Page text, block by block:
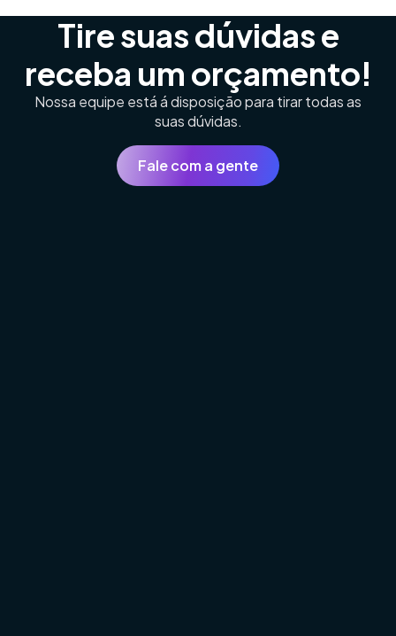
Tire suas dúvidas e
receba um orçamento!
Nossa equipe está á disposição para tirar todas as
suas dúvidas.
Fale com a gente